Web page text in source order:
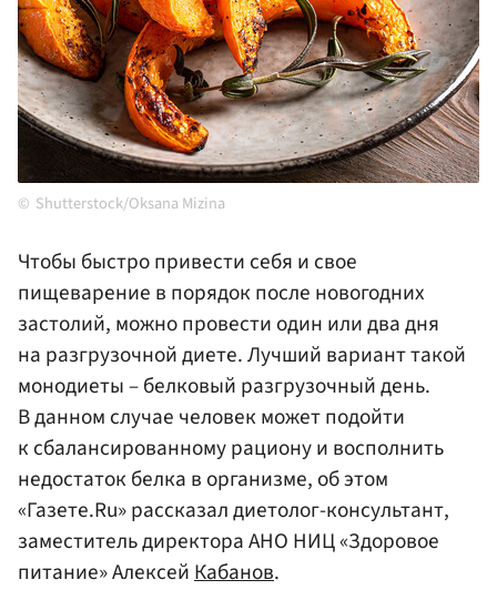
Shutterstock/Oksana Mizina
Чтобы быстро привести себя и свое
пищеварение в порядок после новогодних
застолий, можно провести один или два дня
на разгрузочной диете. Лучший вариант такой
монодиеты – белковый разгрузочный день.
В данном случае человек может подойти
к сбалансированному рациону и восполнить
недостаток белка в организме, об этом
«Газете.Ru» рассказал диетолог-консультант,
заместитель директора АНО НИЦ «Здоровое
питание» АлексейКабанов.